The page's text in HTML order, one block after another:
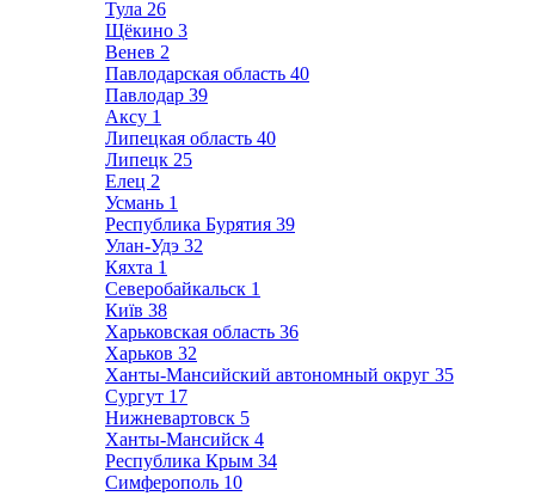
Тула 26
Щёкино 3
Венев 2
Павлодарская область 40
Павлодар 39
Аксу 1
Липецкая область 40
Липецк 25
Елец 2
Усмань 1
Республика Бурятия 39
Улан-Удэ 32
Кяхта 1
Северобайкальск 1
Київ 38
Харьковская область 36
Харьков 32
Ханты-Мансийский автономный округ 35
Сургут 17
Нижневартовск 5
Ханты-Мансийск 4
Республика Крым 34
Симферополь 10